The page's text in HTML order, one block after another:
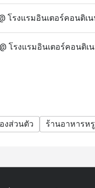
โรงแรมอินเตอร์คอนติเ
โรงแรมอินเตอร์คอนติเ
งส่วนตัว ร้านอาหารหรู